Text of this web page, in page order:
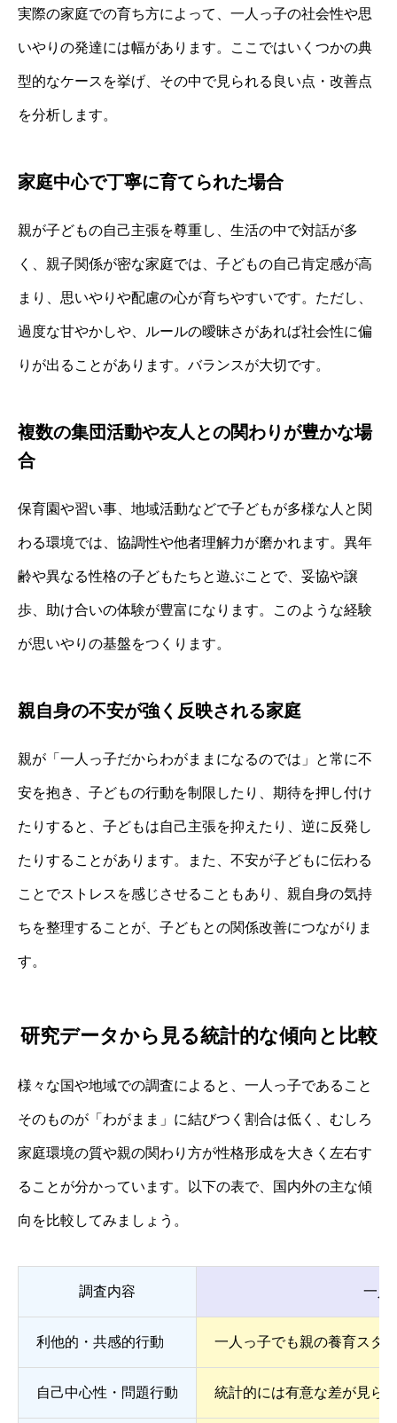
実際の家庭での育ち方によって、一人っ子の社会性や思
いやりの発達には幅があります。ここではいくつかの典
型的なケースを挙げ、その中で見られる良い点・改善点
を分析します。
家庭中心で丁寧に育てられた場合
親が子どもの自己主張を尊重し、生活の中で対話が多
く、親子関係が密な家庭では、子どもの自己肯定感が高
まり、思いやりや配慮の心が育ちやすいです。ただし、
過度な甘やかしや、ルールの曖昧さがあれば社会性に偏
りが出ることがあります。バランスが大切です。
複数の集団活動や友人との関わりが豊かな場
合
保育園や習い事、地域活動などで子どもが多様な人と関
わる環境では、協調性や他者理解力が磨かれます。異年
齢や異なる性格の子どもたちと遊ぶことで、妥協や譲
歩、助け合いの体験が豊富になります。このような経験
が思いやりの基盤をつくります。
親自身の不安が強く反映される家庭
親が「一人っ子だからわがままになるのでは」と常に不
安を抱き、子どもの行動を制限したり、期待を押し付け
たりすると、子どもは自己主張を抑えたり、逆に反発し
たりすることがあります。また、不安が子どもに伝わる
ことでストレスを感じさせることもあり、親自身の気持
ちを整理することが、子どもとの関係改善につながりま
す。
研究データから見る統計的な傾向と比較
様々な国や地域での調査によると、一人っ子であること
そのものが「わがまま」に結びつく割合は低く、むしろ
家庭環境の質や親の関わり方が性格形成を大きく左右す
ることが分かっています。以下の表で、国内外の主な傾
向を比較してみましょう。
調査内容 一人
利他的・共感的行動 一人っ子でも親の養育スタ
自己中心性・問題行動 統計的には有意な差が見ら